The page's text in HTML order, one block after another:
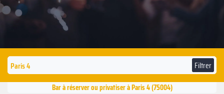
Filtrer
Bar à réserver ou privatiser à Paris 4 (75004)